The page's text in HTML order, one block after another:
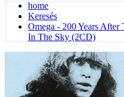
home
Keresés
Omega - 200 Years
In The Sky (2CD)